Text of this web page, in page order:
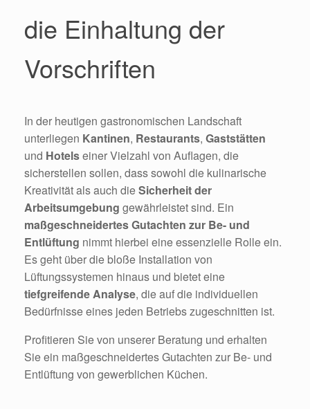
die Einhaltung der
Vorschriften
In der heutigen gastronomischen Landschaft
unterliegen Kantinen, Restaurants, Gaststätten
und Hotelseiner Vielzahl von Auflagen, die
sicherstellen sollen, dass sowohl die kulinarische
Kreativität als auch dieSicherheit der
Arbeitsumgebung gewährleistet sind. Ein
maßgeschneidertes Gutachten zur Be- und
Entlüftung nimmt hierbei eine essenzielle Rolle ein.
Es geht über die bloße Installation von
Lüftungssystemen hinaus und bietet eine
tiefgreifende Analyse, die auf die individuellen
Bedürfnisse eines jeden Betriebs zugeschnitten ist.
Profitieren Sie von unserer Beratung und erhalten
Sie ein maßgeschneidertes Gutachten zur Be- und
Entlüftung von gewerblichen Küchen.